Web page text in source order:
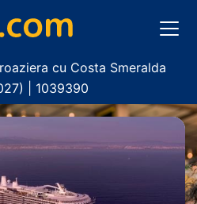
cu Costa Smeralda
| 1039390